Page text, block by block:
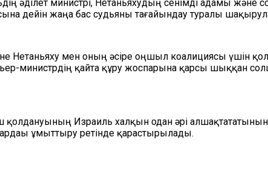
министрі, Нетаньяхудың сенімді адамы және
дейін жаңа бас судьяны тағайындау туралы
Нетаньяху мен оның әсіре оңшыл коалициясы үшін
министрдің қайта құру жоспарына қарсы шыққан
Израиль халқын одан әрі
ұмыттыру ретінде қарастырылады.